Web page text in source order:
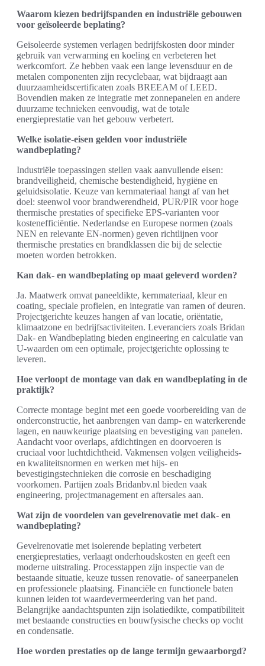
Waarom kiezen bedrijfspanden en industriële gebouwen
voor geïsoleerde beplating?
Geïsoleerde systemen verlagen bedrijfskosten door minder
gebruik van verwarming en koeling en verbeteren het
werkcomfort. Ze hebben vaak een lange levensduur en de
metalen componenten zijn recyclebaar, wat bijdraagt aan
duurzaamheidscertificaten zoals BREEAM of LEED.
Bovendien maken ze integratie met zonnepanelen en andere
duurzame technieken eenvoudig, wat de totale
energieprestatie van het gebouw verbetert.
Welke isolatie-eisen gelden voor industriële
wandbeplating?
Industriële toepassingen stellen vaak aanvullende eisen:
brandveiligheid, chemische bestendigheid, hygiëne en
geluidsisolatie. Keuze van kernmateriaal hangt af van het
doel: steenwol voor brandwerendheid, PUR/PIR voor hoge
thermische prestaties of specifieke EPS‑varianten voor
kostenefficiëntie. Nederlandse en Europese normen (zoals
NEN en relevante EN-normen) geven richtlijnen voor
thermische prestaties en brandklassen die bij de selectie
moeten worden betrokken.
Kan dak- en wandbeplating op maat geleverd worden?
Ja. Maatwerk omvat paneeldikte, kernmateriaal, kleur en
coating, speciale profielen, en integratie van ramen of deuren.
Projectgerichte keuzes hangen af van locatie, oriëntatie,
klimaatzone en bedrijfsactiviteiten. Leveranciers zoals Bridan
Dak- en Wandbeplating bieden engineering en calculatie van
U‑waarden om een optimale, projectgerichte oplossing te
leveren.
Hoe verloopt de montage van dak en wandbeplating in de
praktijk?
Correcte montage begint met een goede voorbereiding van de
onderconstructie, het aanbrengen van damp- en waterkerende
lagen, en nauwkeurige plaatsing en bevestiging van panelen.
Aandacht voor overlaps, afdichtingen en doorvoeren is
cruciaal voor luchtdichtheid. Vakmensen volgen veiligheids-
en kwaliteitsnormen en werken met hijs- en
bevestigingstechnieken die corrosie en beschadiging
voorkomen. Partijen zoals Bridanbv.nl bieden vaak
engineering, projectmanagement en aftersales aan.
Wat zijn de voordelen van gevelrenovatie met dak- en
wandbeplating?
Gevelrenovatie met isolerende beplating verbetert
energieprestaties, verlaagt onderhoudskosten en geeft een
moderne uitstraling. Processtappen zijn inspectie van de
bestaande situatie, keuze tussen renovatie- of saneerpanelen
en professionele plaatsing. Financiële en functionele baten
kunnen leiden tot waardevermeerdering van het pand.
Belangrijke aandachtspunten zijn isolatiedikte, compatibiliteit
met bestaande constructies en bouwfysische checks op vocht
en condensatie.
Hoe worden prestaties op de lange termijn gewaarborgd?